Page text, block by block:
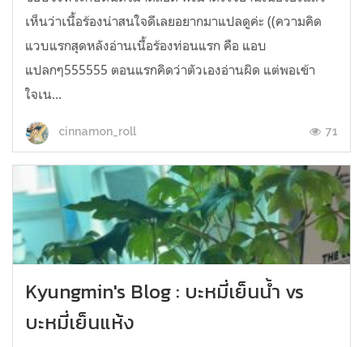
เห็นว่าเนื้อร้องน่าสนใจดีเลยอยากมาแปลดูค่ะ ((ความคิด
แวบแรกสุดหลังอ่านเนื้อร้องท่อนแรก คือ แอบ
แปลกๆ555555 ตอนแรกคิดว่าตัวเองอ่านผิด แต่พอเข้า
ใจเน...
cinnamon_roll 71
Kyungmin's Blog : บะหมี่เย็นน้ำ vs
บะหมี่เย็นแห้ง